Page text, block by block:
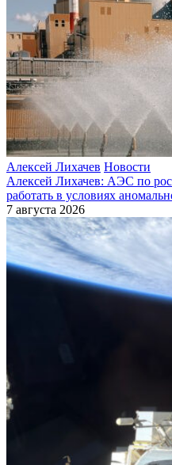
Алексей Лихачев Новости
Алексей Лихачев: АЭС по
работать в условиях
7 августа 2026